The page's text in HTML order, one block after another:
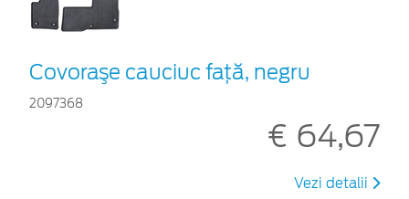
Covoraşe cauciuc față, negru
2097368
€ 64,67
Vezi detalii